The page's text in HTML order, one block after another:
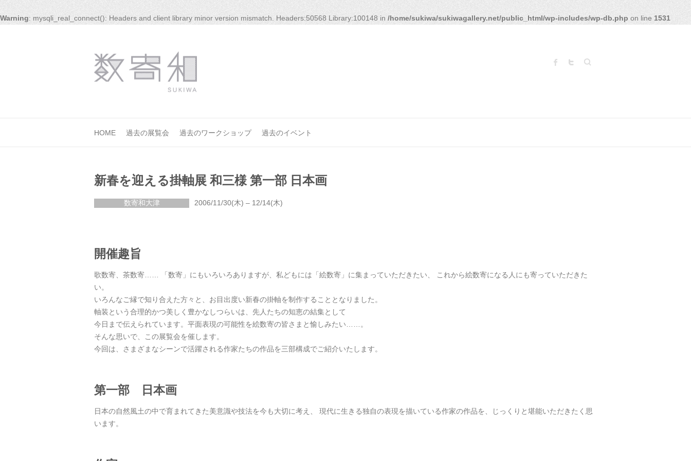
Warning: mysqli_real_connect(): Headers and client library minor version mismatch. Headers:50568 Library:100148 in /home/sukiwa/sukiwagallery.net/public_html/wp-includes/wp-db.php on line 1531
Search
HOME 過去の展覧会 過去のワークショップ 過去のイベント
新春を迎える掛軸展 和三様 第一部 日本画
数寄和大津 2006/11/30(木) – 12/14(木)
開催趣旨
歌数寄、茶数寄…… 「数寄」にもいろいろありますが、私どもには「絵数寄」に集まっていただきたい、 これから絵数寄になる人にも寄っていただきた
い。
いろんなご縁で知り合えた方々と、お目出度い新春の掛軸を制作することとなりました。
軸装という合理的かつ美しく豊かなしつらいは、先人たちの知恵の結集として
今日まで伝えられています。平面表現の可能性を絵数寄の皆さまと愉しみたい……。
そんな思いで、この展覧会を催します。
今回は、さまざまなシーンで活躍される作家たちの作品を三部構成でご紹介いたします。
第一部 日本画
日本の自然風土の中で育まれてきた美意識や技法を今も大切に考え、 現代に生きる独自の表現を描いている作家の作品を、じっくりと堪能いただきたく思
います。